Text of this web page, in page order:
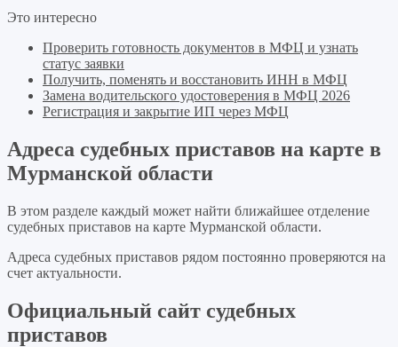
Это интересно
Проверить готовность документов в МФЦ и узнать
статус заявки
Получить, поменять и восстановить ИНН в МФЦ
Замена водительского удостоверения в МФЦ 2026
Регистрация и закрытие ИП через МФЦ
Адреса судебных приставов на карте в
Мурманской области
В этом разделе каждый может найти ближайшее отделение
судебных приставов на карте Мурманской области.
Адреса судебных приставов рядом постоянно проверяются на
счет актуальности.
Официальный сайт судебных
приставов